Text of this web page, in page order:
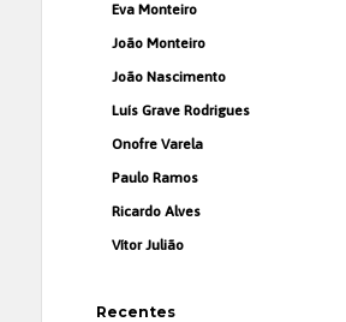
Eva Monteiro
João Monteiro
João Nascimento
Luís Grave Rodrigues
Onofre Varela
Paulo Ramos
Ricardo Alves
Vítor Julião
Recentes